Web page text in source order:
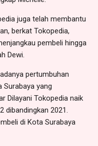
juga telah membantu
berkat Tokopedia,
pembeli hingga
Dewi.
pertumbuhan
Surabaya yang
Dilayani Tokopedia naik
dibandingkan 2021.
di Kota Surabaya